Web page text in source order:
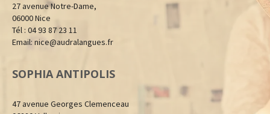
27 avenue Notre-Dame,
06000 Nice
Tél : 04 93 87 23 11
Email: nice@audralangues.fr
SOPHIA ANTIPOLIS
47 avenue Georges Clemenceau